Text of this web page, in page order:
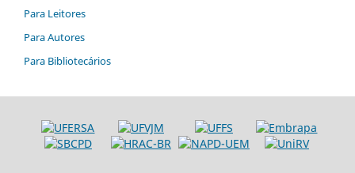
Para Leitores
Para Autores
Para Bibliotecários